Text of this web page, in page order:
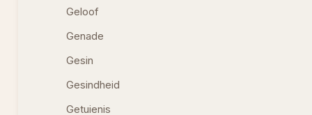
Geloof
Genade
Gesin
Gesindheid
Getuienis